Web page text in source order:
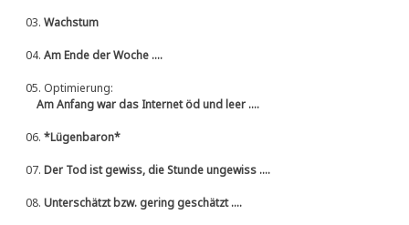
03.Wachstum
04.Am Ende der Woche ....
05. Optimierung:
Am Anfang war das Internet öd und leer ....
06.*Lügenbaron*
07.Der Tod ist gewiss, die Stunde ungewiss ....
08.Unterschätzt bzw. gering geschätzt ....